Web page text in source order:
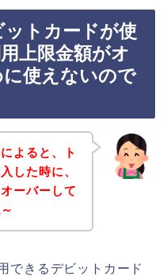
ットカードが使
上限金額がオ
使えないので
よると、ト
した時に、
ーバーして
できるデビットカード